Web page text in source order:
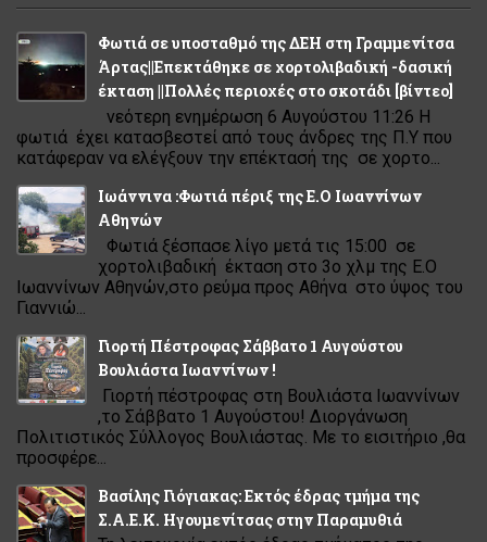
Φωτιά σε υποσταθμό της ΔΕΗ στη Γραμμενίτσα
Άρτας||Επεκτάθηκε σε χορτολιβαδική -δασική
έκταση ||Πολλές περιοχές στο σκοτάδι [βίντεο]
νεότερη ενημέρωση 6 Αυγούστου 11:26 Η
φωτιά έχει κατασβεστεί από τους άνδρες της Π.Υ που
κατάφεραν να ελέγξουν την επέκτασή της σε χορτο...
Ιωάννινα :Φωτιά πέριξ της Ε.Ο Ιωαννίνων
Αθηνών
Φωτιά ξέσπασε λίγο μετά τις 15:00 σε
χορτολιβαδική έκταση στο 3ο χλμ της Ε.Ο
Ιωαννίνων Αθηνών,στο ρεύμα προς Αθήνα στο ύψος του
Γιαννιώ...
Γιορτή Πέστροφας Σάββατο 1 Αυγούστου
Βουλιάστα Ιωαννίνων !
Γιορτή πέστροφας στη Βουλιάστα Ιωαννίνων
,το Σάββατο 1 Αυγούστου! Διοργάνωση
Πολιτιστικός Σύλλογος Βουλιάστας. Με το εισιτήριο ,θα
προσφέρε...
Βασίλης Γιόγιακας: Εκτός έδρας τμήμα της
Σ.Α.Ε.Κ. Ηγουμενίτσας στην Παραμυθιά